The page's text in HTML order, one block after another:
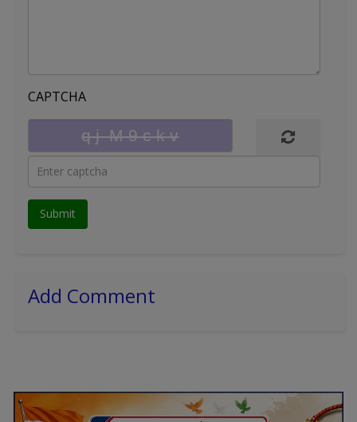
CAPTCHA
Add Comment